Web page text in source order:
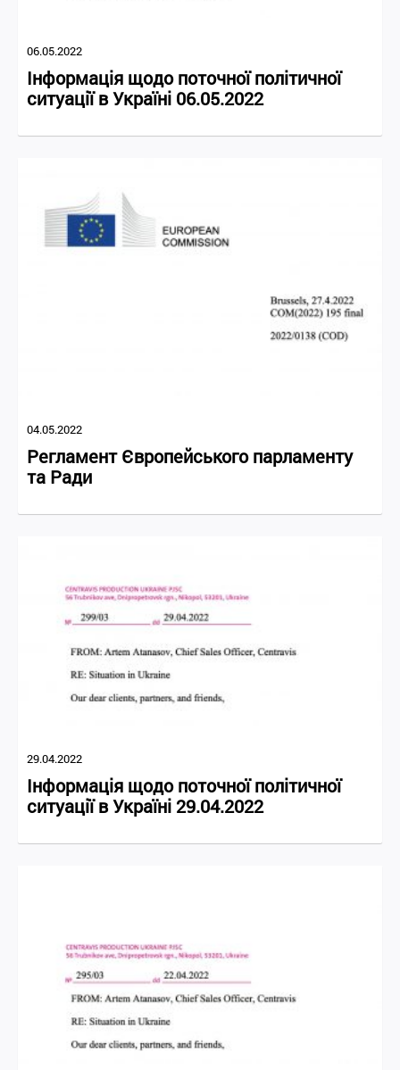
06.05.2022
Інформація щодо поточної політичної
ситуації в Україні 06.05.2022
04.05.2022
Регламент Європейського парламенту
та Ради
29.04.2022
Інформація щодо поточної політичної
ситуації в Україні 29.04.2022